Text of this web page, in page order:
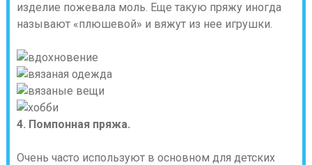
изделие пожевала моль. Еще такую пряжу иногда
называют «плюшевой» и вяжут из нее игрушки.
4. Помпонная пряжа.
Очень часто используют в основном для детских